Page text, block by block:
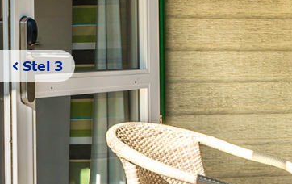
Stel 3